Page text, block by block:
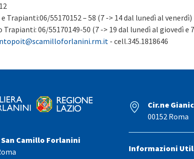
55170152 – 58 (7 -> 14 dal lunedì al venerdì)
06/55170149-50 (7 -> 19 dal lunedì al giovedì e
- cell.345.1818646
Camillo Forlanini
Cir.ne
00152 Roma
Informazioni